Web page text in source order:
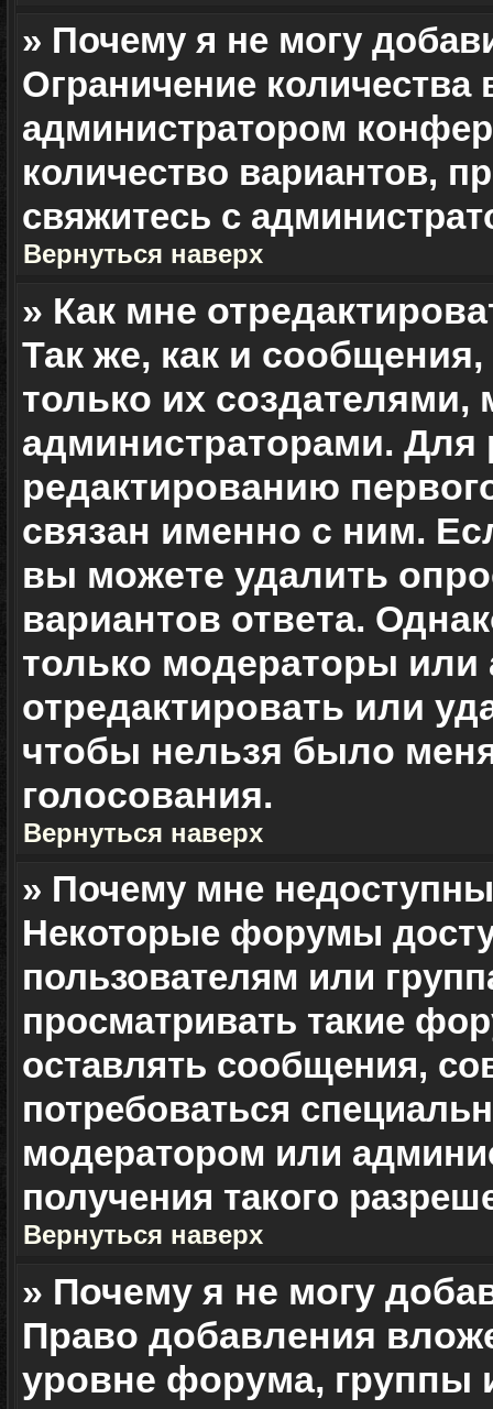
» Почему я не могу
Ограничение количества
администратором
количество вариантов,
свяжитесь с
Вернуться наверх
» Как мне
Так же, как и
только их
администраторами. Для
редактированию
связан именно с ним.
вы можете удалить
вариантов ответа.
только модераторы
отредактировать или
чтобы нельзя было
голосования.
Вернуться наверх
» Почему мне
Некоторые форумы
пользователям или
просматривать такие
оставлять сообщения,
потребоваться
модератором или
получения такого
Вернуться наверх
» Почему я не могу
Право добавления
уровне форума, группы